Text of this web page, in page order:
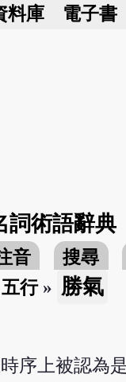
料庫 電子書
詞術語辭典
音 搜尋
五行» 勝氣
序上被認為